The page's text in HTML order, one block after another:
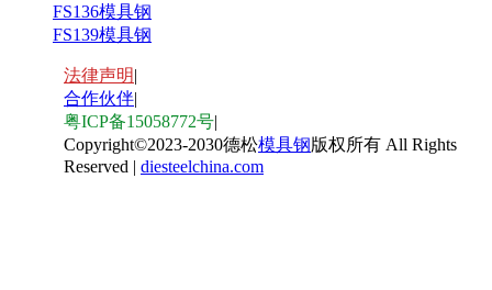
FS136模具钢
FS139模具钢
法律声明|
合作伙伴|
粤ICP备15058772号|
Copyright©2023-2030德松模具钢版权所有 All Rights
Reserved | diesteelchina.com